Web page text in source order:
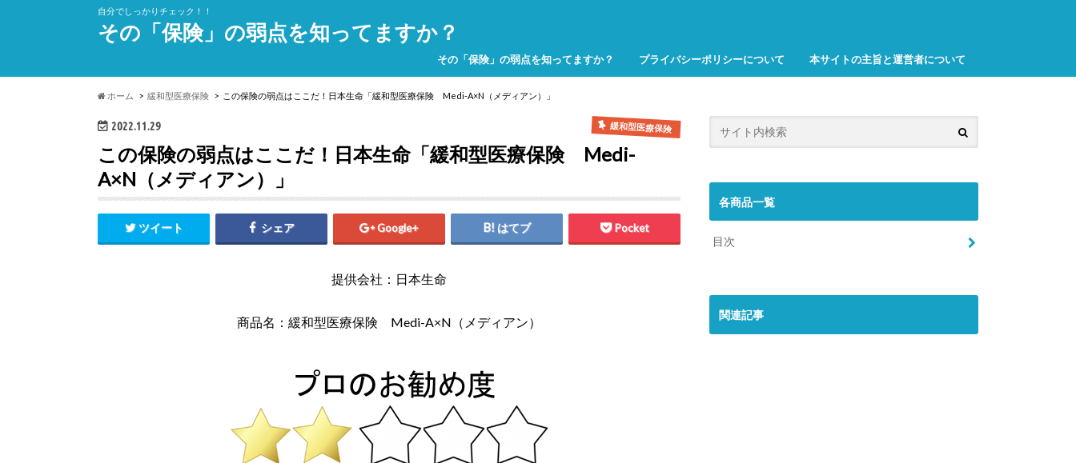
自分でしっかりチェック！！
その「保険」の弱点を知ってますか？
その「保険」の弱点を知ってますか？ プライバシーポリシーについて 本サイトの主旨と運営者について
ホーム 緩和型医療保険 この保険の弱点はここだ！日本生命「緩和型医療保険 Medi-A×N（メディアン）」
2022.11.29 緩和型医療保険
この保険の弱点はここだ！日本生命「緩和型医療保険 Medi-
A×N（メディアン）」
ツイート シェア Google+ はてブ Pocket
提供会社：日本生命
商品名：緩和型医療保険 Medi-A×N（メディアン）
各商品一覧
目次
関連記事